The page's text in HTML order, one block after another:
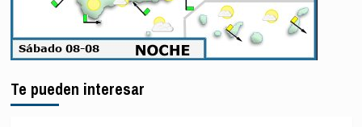
Te pueden interesar